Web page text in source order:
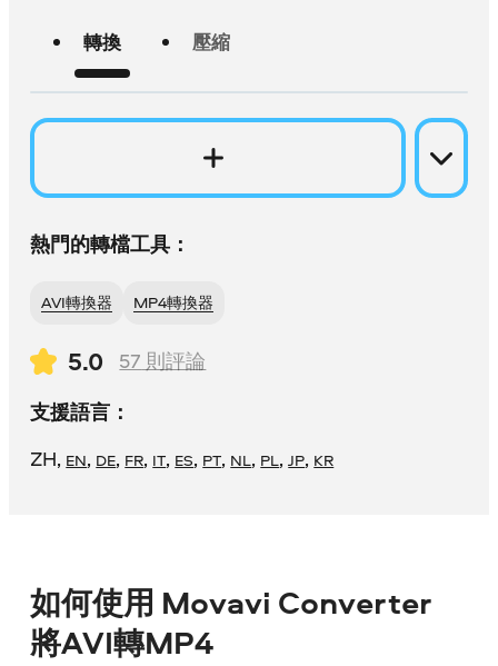
轉換 壓縮
熱門的轉檔工具：
AVI轉換器 MP4轉換器
5.0 57 則評論
支援語言：
ZH, EN, DE, FR, IT, ES, PT, NL, PL,JP, KR
如何使用 Movavi Converter
將AVI轉MP4